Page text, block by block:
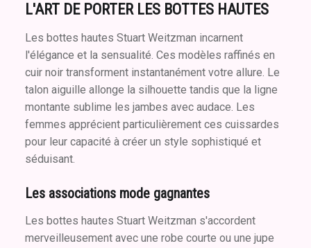
L'ART DE PORTER LES BOTTES HAUTES
Les bottes hautes Stuart Weitzman incarnent
l'élégance et la sensualité. Ces modèles raffinés en
cuir noir transforment instantanément votre allure. Le
talon aiguille allonge la silhouette tandis que la ligne
montante sublime les jambes avec audace. Les
femmes apprécient particulièrement ces cuissardes
pour leur capacité à créer un style sophistiqué et
séduisant.
Les associations mode gagnantes
Les bottes hautes Stuart Weitzman s'accordent
merveilleusement avec une robe courte ou une jupe